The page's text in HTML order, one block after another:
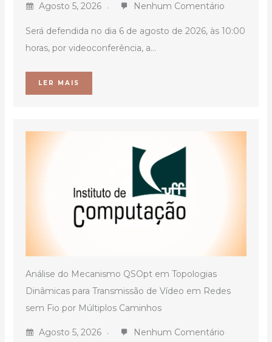
Agosto 5, 2026 Nenhum Comentário
Será defendida no dia 6 de agosto de 2026, às 10:00
horas, por videoconferência, a...
LER MAIS
Análise do Mecanismo QSOpt em Topologias
Dinâmicas para Transmissão de Vídeo em Redes
sem Fio por Múltiplos Caminhos
Agosto 5, 2026 Nenhum Comentário